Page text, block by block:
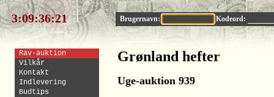
3:09:36:20 Brugernavn: Kodeord:
Grønland hefter
Uge-auktion 939
Rav-auktion
Vilkår
Kontakt
Indlevering
Budtips